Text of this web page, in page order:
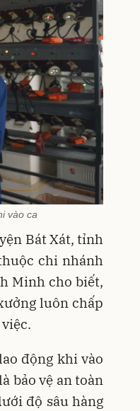
vào ca
Bát Xát, tỉnh
chi nhánh
Minh cho biết,
luôn chấp
động khi vào
bảo vệ an toàn
độ sâu hàng